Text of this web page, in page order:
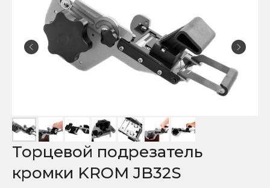
Торцевой подрезатель
кромки KROM JB32S